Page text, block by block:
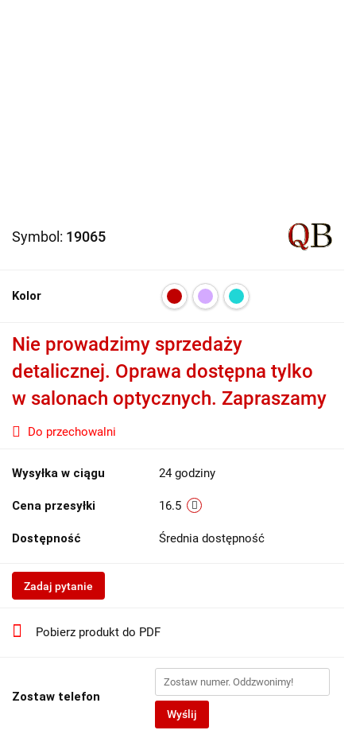
Symbol: 19065
Kolor
Nie prowadzimy sprzedaży
detalicznej. Oprawa dostępna tylko
w salonach optycznych. Zapraszamy
Do przechowalni
Wysyłka w ciągu 24 godziny
Cena przesyłki 16.5
Dostępność Średnia dostępność
Zadaj pytanie
Pobierz produkt do PDF
Zostaw telefon
Wyślij